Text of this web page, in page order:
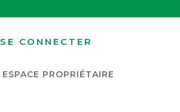
SE CONNECTER
ESPACE PROPRIÉTAIRE